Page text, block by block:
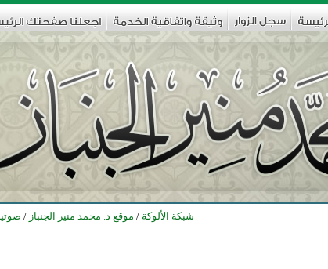
شبكة الألوكة / موقع د. محمد منير الجنباز /